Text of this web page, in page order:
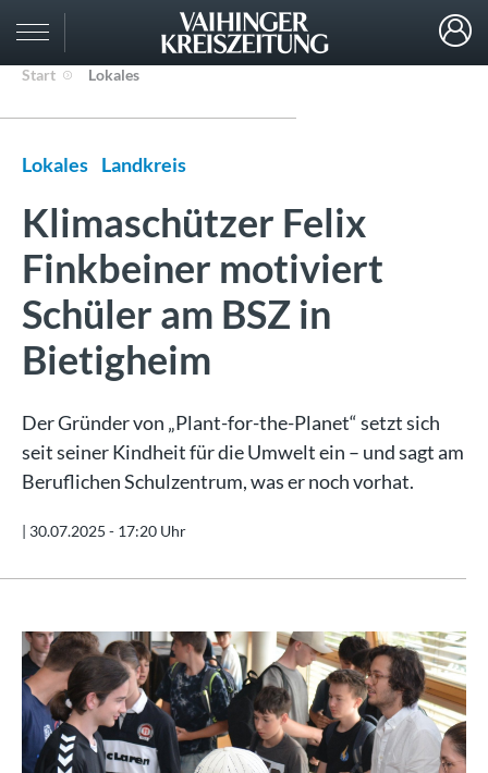
Start Lokales
Lokales Landkreis
Klimaschützer Felix
Finkbeiner motiviert
Schüler am BSZ in
Bietigheim
Der Gründer von „Plant-for-the-Planet“ setzt sich
seit seiner Kindheit für die Umwelt ein – und sagt am
Beruflichen Schulzentrum, was er noch vorhat.
| 30.07.2025 - 17:20 Uhr